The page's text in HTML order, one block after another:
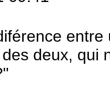
deux, qui